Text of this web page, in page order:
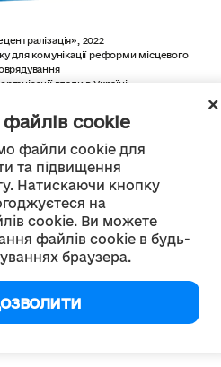
cookie
файли cookie для
та підвищення
Натискаючи кнопку
на
cookie. Ви можете
файлів cookie в будь-
браузера.
2022
для комунікації реформи місцевого
влади в Україні.
за ліцензією
4.0 International license,
зазначено інше